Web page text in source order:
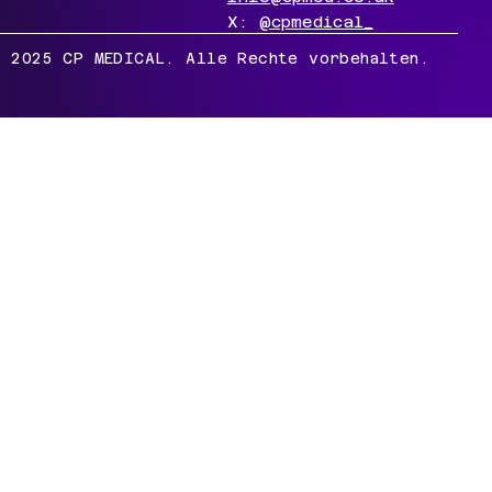
X: @cpmedical_
2025 CP MEDICAL. Alle Rechte vorbehalten.